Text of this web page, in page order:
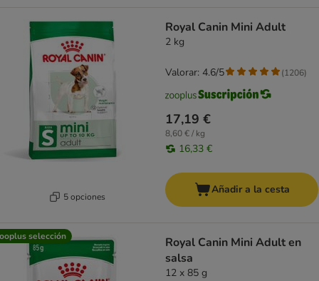
5 opciones
Royal Canin Mini Adult
2 kg
17,19 €
8,60 € / kg
16,33 €
Valorar: 4.6/5 (1206)
Añadir a la cesta
selección
Royal Canin Mini Adult en
salsa
12 x 85 g